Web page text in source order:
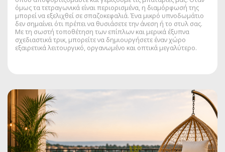
όμως τα τετραγωνικά είναι περιορισμένα, η διαμόρφωσή της
μπορεί να εξελιχθεί σε σπαζοκεφαλιά. Ένα μικρό υπνοδωμάτιο
δεν σημαίνει ότι πρέπει να θυσιάσετε την άνεση ή το στυλ σας.
Με τη σωστή τοποθέτηση των επίπλων και μερικά έξυπνα
σχεδιαστικά τρικ, μπορείτε να δημιουργήσετε έναν χώρο
εξαιρετικά λειτουργικό, οργανωμένο και οπτικά μεγαλύτερο.